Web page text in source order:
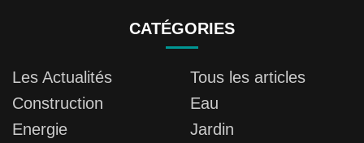
CATÉGORIES
Les Actualités
Tous les articles
Construction
Eau
Energie
Jardin